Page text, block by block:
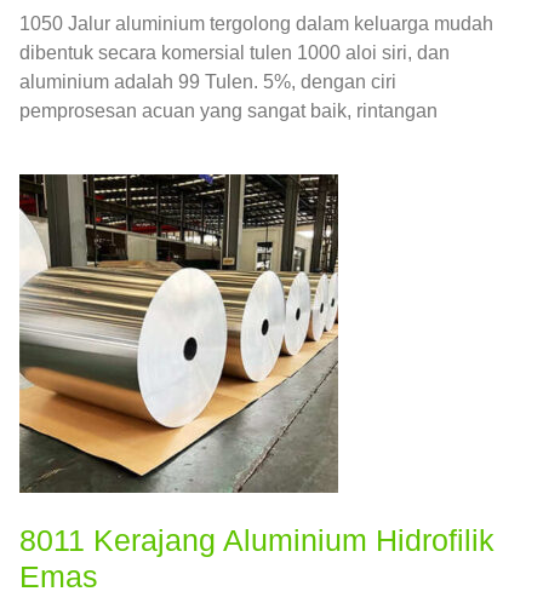
1050 Jalur aluminium tergolong dalam keluarga mudah
dibentuk secara komersial tulen 1000 aloi siri, dan
aluminium adalah 99 Tulen. 5%, dengan ciri
pemprosesan acuan yang sangat baik, rintangan
8011 Kerajang Aluminium Hidrofilik
Emas